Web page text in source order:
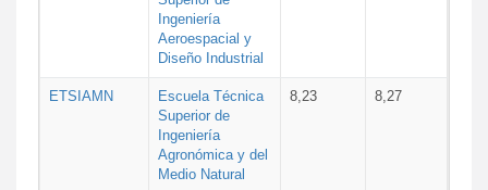
Ingeniería
Aeroespacial y
Diseño Industrial
ETSIAMN
Escuela Técnica
Superior de
Ingeniería
Agronómica y del
Medio Natural
8,23 8,27